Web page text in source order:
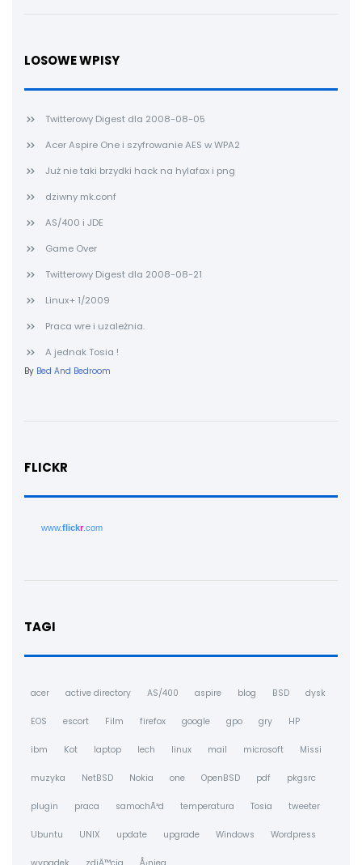
LOSOWE WPISY
Twitterowy Digest dla 2008-08-05
Acer Aspire One i szyfrowanie AES w WPA2
Już nie taki brzydki hack na hylafax i png
dziwny mk.conf
AS/400 i JDE
Game Over
Twitterowy Digest dla 2008-08-21
Linux+ 1/2009
Praca wre i uzależnia.
A jednak Tosia !
By Bed And Bedroom
FLICKR
www.flickr.com
TAGI
acer active directory AS/400 aspire blog BSD dysk
EOS escort Film firefox google gpo gry HP
ibm Kot laptop lech linux mail microsoft Missi
muzyka NetBSD Nokia one OpenBSD pdf pkgsrc
plugin praca samochÃ³d temperatura Tosia tweeter
Ubuntu UNIX update upgrade Windows Wordpress